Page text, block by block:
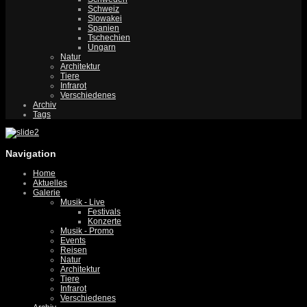
Schweiz
Slowakei
Spanien
Tschechien
Ungarn
Natur
Architektur
Tiere
Infrarot
Verschiedenes
Archiv
Tags
Navigation
Home
Aktuelles
Galerie
Musik - Live
Festivals
Konzerte
Musik - Promo
Events
Reisen
Natur
Architektur
Tiere
Infrarot
Verschiedenes